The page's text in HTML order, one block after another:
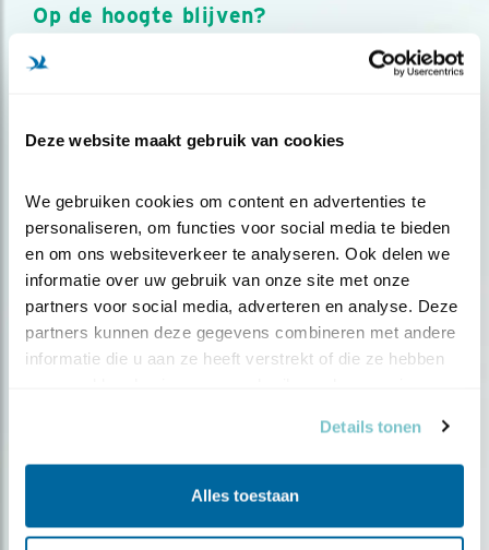
Deze website maakt gebruik van cookies
We gebruiken cookies om content en advertenties te
personaliseren, om functies voor social media te bieden
en om ons websiteverkeer te analyseren. Ook delen we
informatie over uw gebruik van onze site met onze
partners voor social media, adverteren en analyse. Deze
partners kunnen deze gegevens combineren met andere
informatie die u aan ze heeft verstrekt of die ze hebben
Details tonen
Alles toestaan
Op de hoogte blijven?
Meld je aan en ontvang nieuws, inspiratie, acties en tips
over vogels en activiteiten van Vogelbescherming.